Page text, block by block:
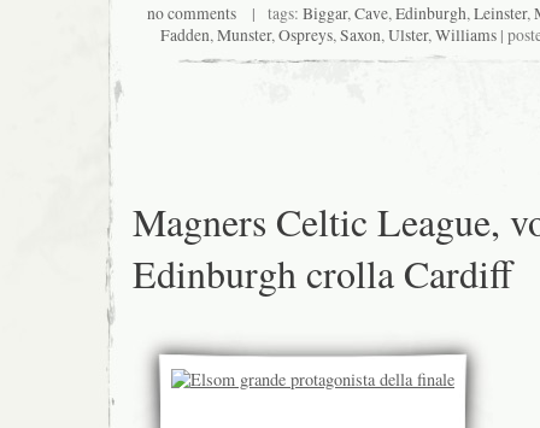
no comments| tags: Biggar, Cave, Edinburgh, Leinster,
Fadden, Munster, Ospreys, Saxon, Ulster, Williams|
Magners Celtic League,
Edinburgh crolla Cardiff